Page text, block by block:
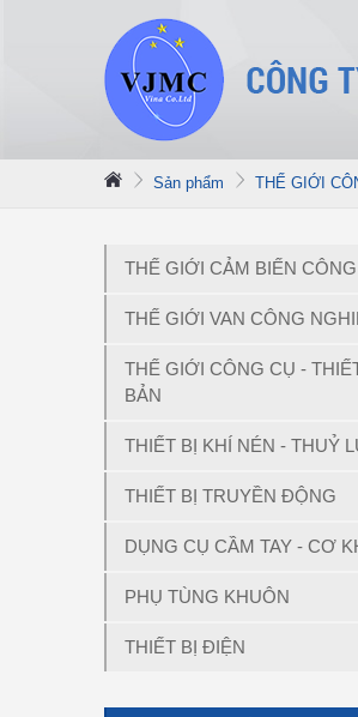
Sản phẩm THẾ GIỚI
THẾ GIỚI CẢM BIẾN
THẾ GIỚI VAN CÔNG
THẾ GIỚI CÔNG CỤ -
BẢN
THIẾT BỊ KHÍ NÉN - THUỶ
THIẾT BỊ TRUYỀN ĐỘNG
DỤNG CỤ CẦM TAY - CƠ
PHỤ TÙNG KHUÔN
THIẾT BỊ ĐIỆN